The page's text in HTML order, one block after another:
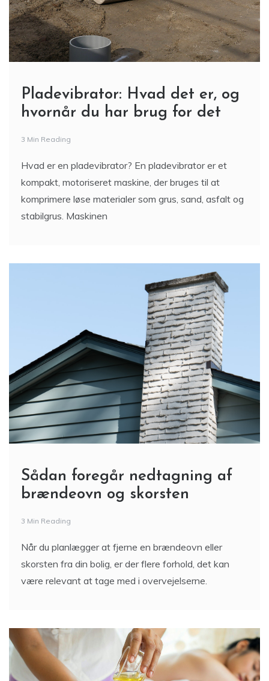
Pladevibrator: Hvad det er, og
hvornår du har brug for det
3 Min Reading
Hvad er en pladevibrator? En pladevibrator er et
kompakt, motoriseret maskine, der bruges til at
komprimere løse materialer som grus, sand, asfalt og
stabilgrus. Maskinen
Sådan foregår nedtagning af
brændeovn og skorsten
3 Min Reading
Når du planlægger at fjerne en brændeovn eller
skorsten fra din bolig, er der flere forhold, det kan
være relevant at tage med i overvejelserne.